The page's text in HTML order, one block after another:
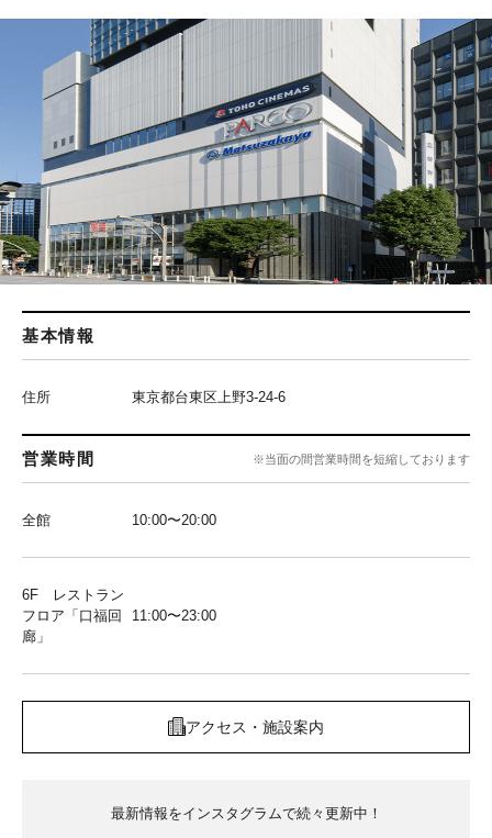
基本情報
住所 東京都台東区上野3-24-6
営業時間 ※当面の間営業時間を短縮しております
全館 10:00〜20:00
6F レストラン
フロア「口福回
廊」
11:00〜23:00
アクセス・施設案内
最新情報をインスタグラムで続々更新中！